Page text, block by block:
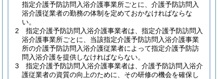
指定介護予防訪問入浴介護事業所ごとに、介護予防訪問入
浴介護従業者の勤務の体制を定めておかなければならな
い。
2
指定介護予防訪問入浴介護事業者は、指定介護予防訪問入
浴介護事業所ごとに、当該指定介護予防訪問入浴介護事業
所の介護予防訪問入浴介護従業者によって指定介護予防訪
問入浴介護を提供しなければならない。
3
指定介護予防訪問入浴介護事業者は、介護予防訪問入浴介
護従業者の資質の向上のために、その研修の機会を確保し